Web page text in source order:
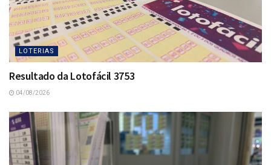
LOTERIAS
Resultado da Lotofácil 3753
04/08/2026